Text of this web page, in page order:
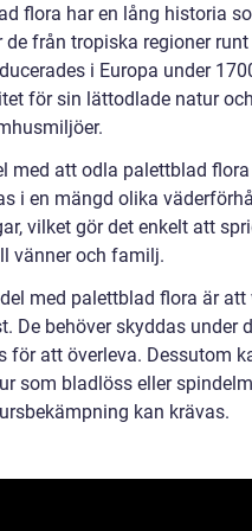
flora har en lång historia
de från tropiska regioner
i Europa under
för sin lättodlade natur
med att odla palettblad
i en mängd olika
vilket gör det enkelt att
vänner och familj.
med palettblad flora är
De behöver skyddas under
för att överleva. Dessutom
som bladlöss eller
kan krävas.